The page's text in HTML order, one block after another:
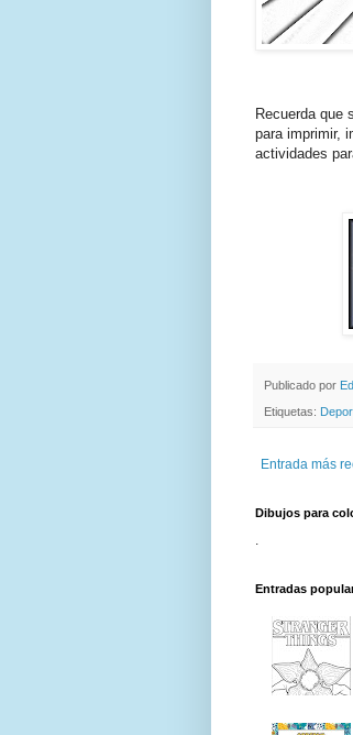
Recuerda que
para imprimir,
actividades
Publicado por
Etiquetas:
Entrada más
Dibujos para
.
Entradas